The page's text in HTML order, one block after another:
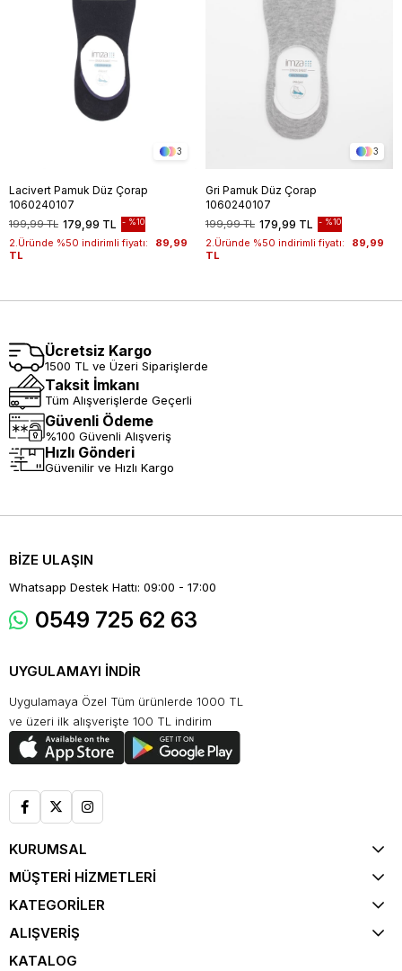
3
Lacivert Pamuk Düz Çorap
1060240107
179,99 TL
199,99 TL %10
2.Üründe %50 indirimli fiyatı:
89,99
TL
3
Gri Pamuk Düz Çorap
1060240107
179,99 TL
199,99 TL %10
2.Üründe %50 indirimli fiyatı:
89,99
TL
Ücretsiz Kargo
1500 TL ve Üzeri Siparişlerde
Taksit İmkanı
Tüm Alışverişlerde Geçerli
Güvenli Ödeme
%100 Güvenli Alışveriş
Hızlı Gönderi
Güvenilir ve Hızlı Kargo
BİZE ULAŞIN
Whatsapp Destek Hattı: 09:00 - 17:00
0549 725 62 63
UYGULAMAYI İNDİR
Uygulamaya Özel Tüm ürünlerde 1000 TL
ve üzeri ilk alışverişte 100 TL indirim
KURUMSAL
MÜŞTERİ HİZMETLERİ
KATEGORİLER
ALIŞVERİŞ
KATALOG